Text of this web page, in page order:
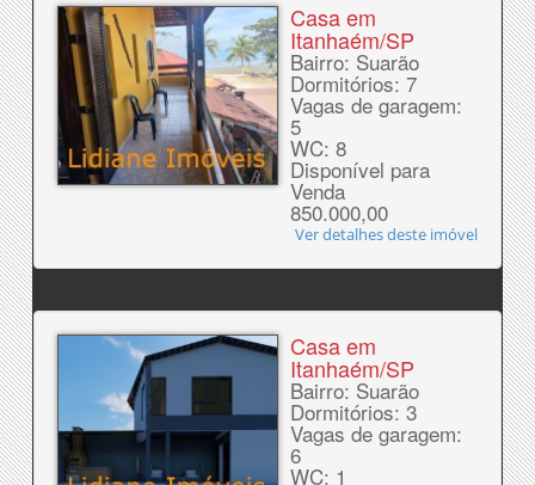
Casa em
Itanhaém/SP
Bairro: Suarão
Dormitórios: 7
Vagas de garagem:
5
WC: 8
Disponível para
Venda
850.000,00
Ver detalhes deste imóvel
Casa em
Itanhaém/SP
Bairro: Suarão
Dormitórios: 3
Vagas de garagem:
6
WC: 1